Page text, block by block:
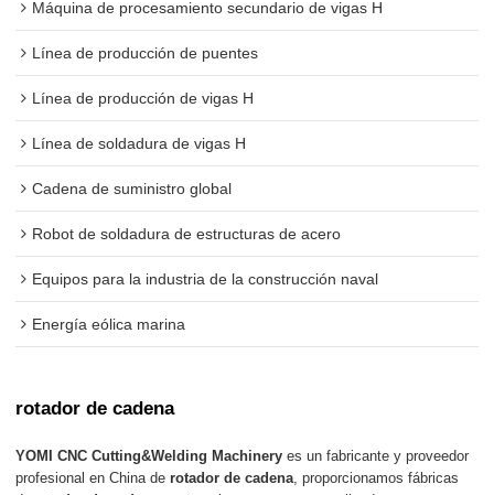
Máquina de procesamiento secundario de vigas H
Línea de producción de puentes
Línea de producción de vigas H
Línea de soldadura de vigas H
Cadena de suministro global
Robot de soldadura de estructuras de acero
Equipos para la industria de la construcción naval
Energía eólica marina
rotador de cadena
YOMI CNC Cutting&Welding Machinery es un fabricante y proveedor
profesional en China derotador de cadena , proporcionamos fábricas